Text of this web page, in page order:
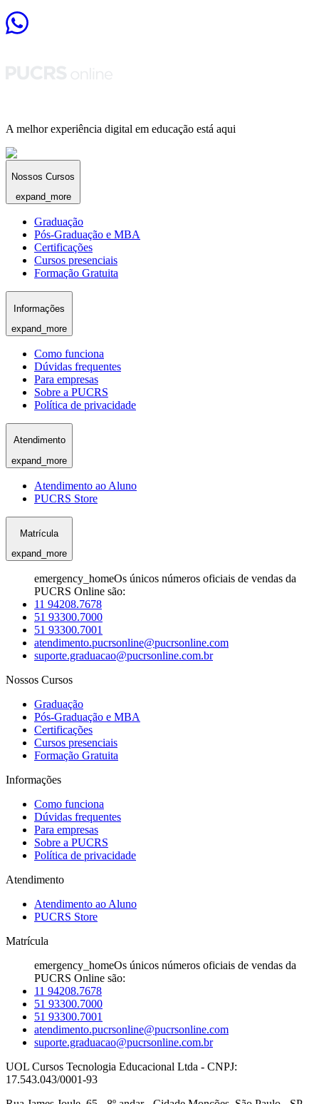
A melhor experiência digital em educação está aqui
Nossos Cursos
expand_more
Graduação
Pós-Graduação e MBA
Certificações
Cursos presenciais
Formação Gratuita
Informações
expand_more
Como funciona
Dúvidas frequentes
Para empresas
Sobre a PUCRS
Política de privacidade
Atendimento
expand_more
Atendimento ao Aluno
PUCRS Store
Matrícula
expand_more
emergency_homeOs únicos números oficiais de vendas da
PUCRS Online são:
11 94208.7678
51 93300.7000
51 93300.7001
atendimento.pucrsonline@pucrsonline.com
suporte.graduacao@pucrsonline.com.br
Nossos Cursos
Graduação
Pós-Graduação e MBA
Certificações
Cursos presenciais
Formação Gratuita
Informações
Como funciona
Dúvidas frequentes
Para empresas
Sobre a PUCRS
Política de privacidade
Atendimento
Atendimento ao Aluno
PUCRS Store
Matrícula
emergency_homeOs únicos números oficiais de vendas da
PUCRS Online são:
11 94208.7678
51 93300.7000
51 93300.7001
atendimento.pucrsonline@pucrsonline.com
suporte.graduacao@pucrsonline.com.br
UOL Cursos Tecnologia Educacional Ltda - CNPJ:
17.543.043/0001-93